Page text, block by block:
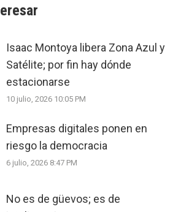
Isaac Montoya libera Zona Azul y
Satélite; por fin hay dónde
estacionarse
10 julio, 2026 10:05 PM
Empresas digitales ponen en
riesgo la democracia
6 julio, 2026 8:47 PM
No es de güevos; es de